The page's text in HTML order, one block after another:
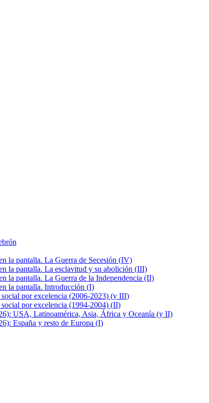
la pantalla. La Guerra de Secesión (IV)
la pantalla. La esclavitud y su abolición (III)
la pantalla. La Guerra de la Independencia (II)
la pantalla. Introducción (I)
por excelencia (2006-2023) (y III)
por excelencia (1994-2004) (II)
USA, Latinoamérica, Asia, África y Oceanía (y II)
España y resto de Europa (I)